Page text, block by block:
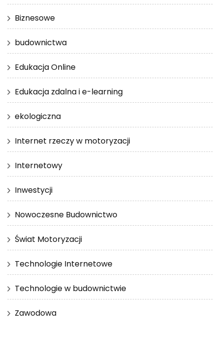
Biznesowe
budownictwa
Edukacja Online
Edukacja zdalna i e-learning
ekologiczna
Internet rzeczy w motoryzacji
Internetowy
Inwestycji
Nowoczesne Budownictwo
Świat Motoryzacji
Technologie Internetowe
Technologie w budownictwie
Zawodowa